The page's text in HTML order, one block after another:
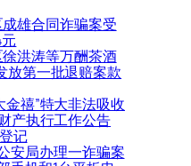
雄合同诈骗案受
洪涛等万酬茶酒
放第一批退赔案款
金禧”特大非法吸收
产执行工作公告
记
安局办理一诈骗案